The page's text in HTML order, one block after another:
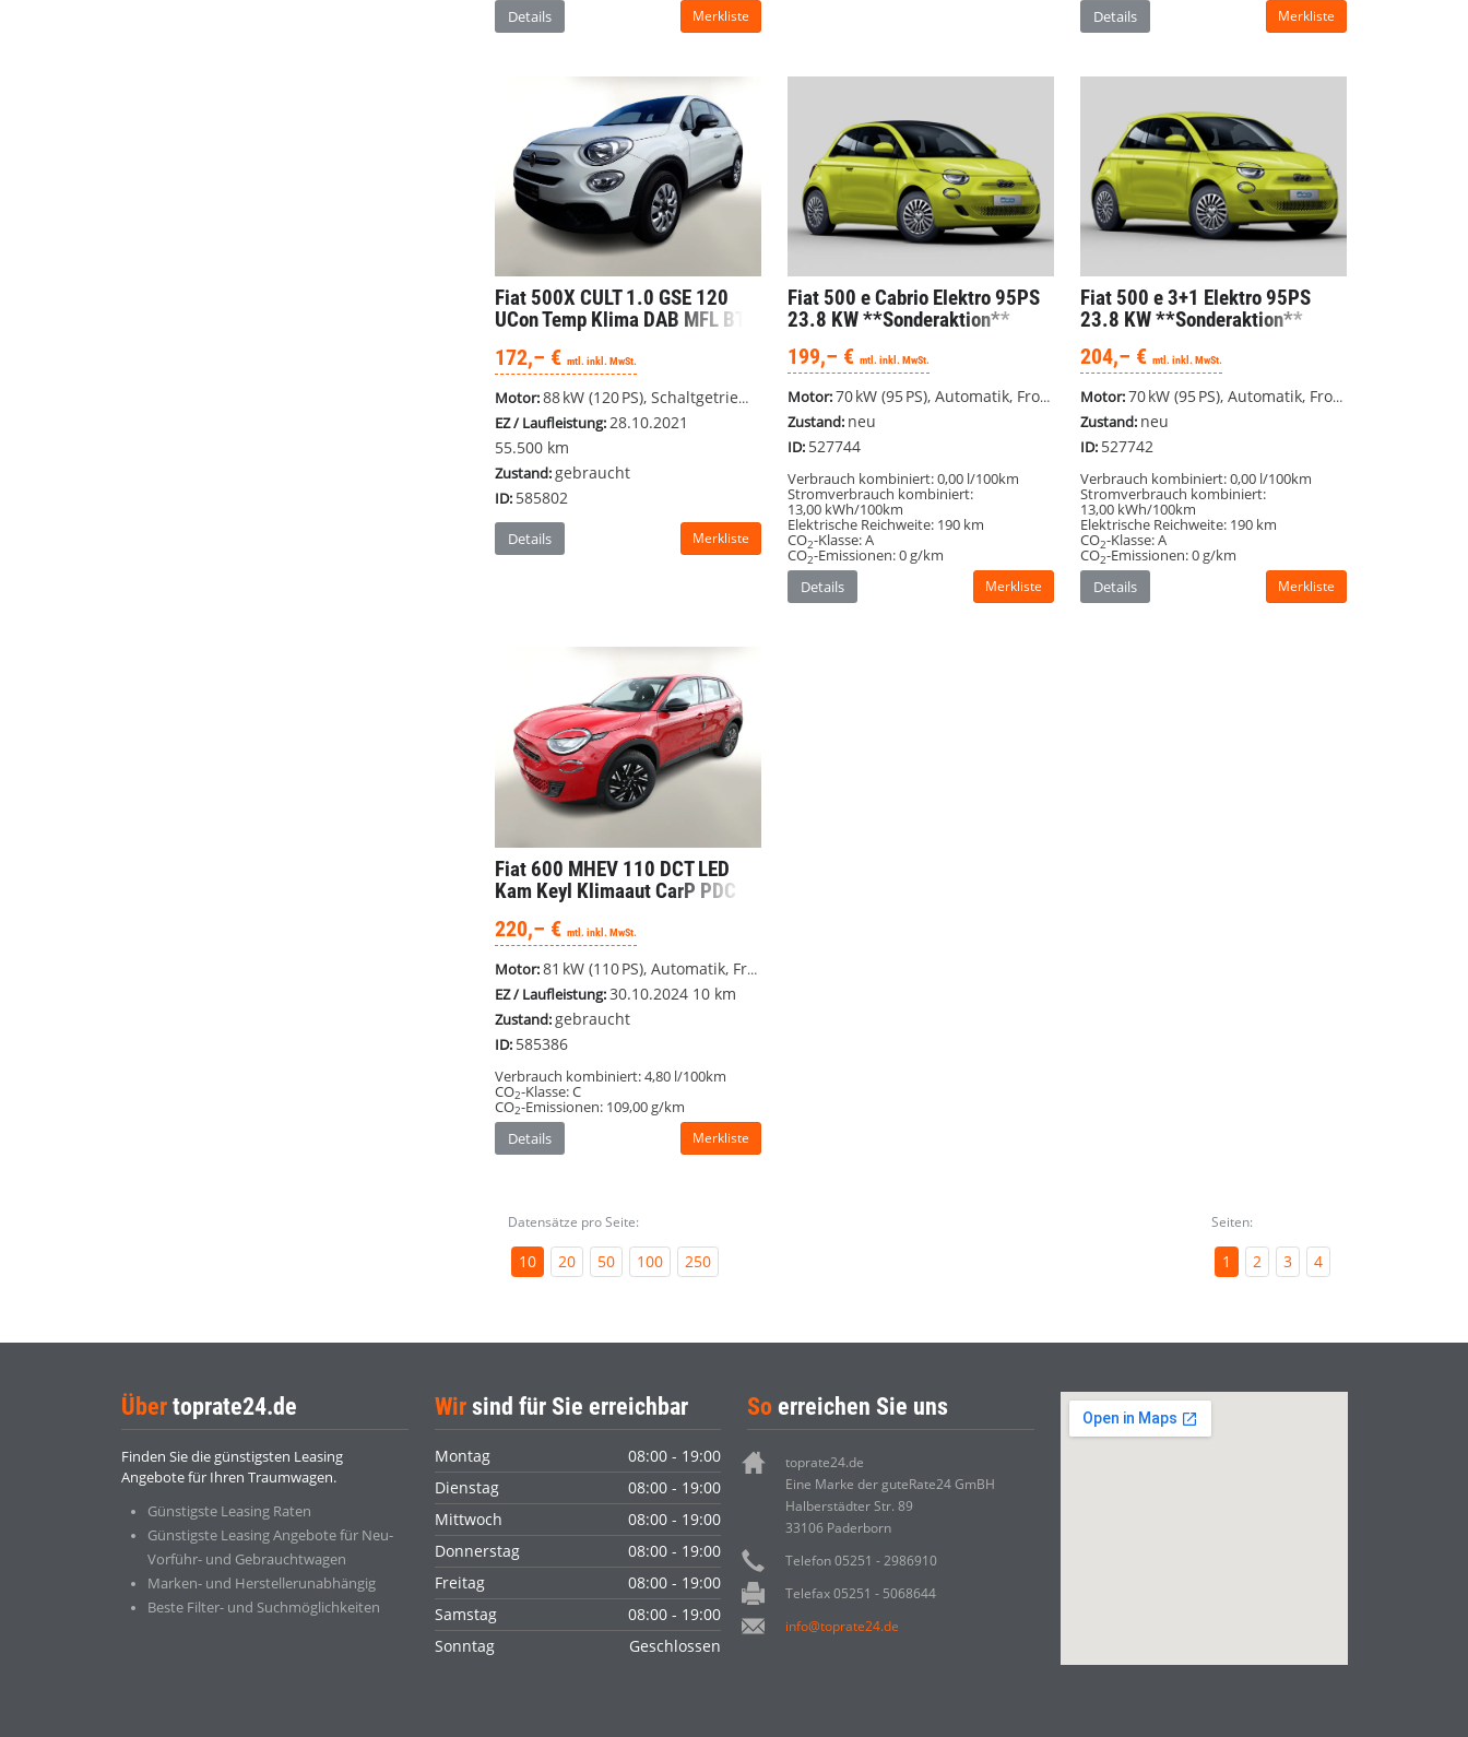
Details
Merkliste
Details
Merkliste
Fiat 500XCULT 1.0 GSE 120
UCon Temp Klima DAB MFL BT
172,– € mtl. inkl. MwSt.
Motor:88 kW (120 PS), Schaltgetriebe, Frontantrieb
EZ / Laufleistung:28.10.2021
55.500 km
Zustand:gebraucht
ID: 585802
Details Merkliste
Fiat 500 e Cabrio Elektro 95PS
23.8 KW **Sonderaktion**
199,– € mtl. inkl. MwSt.
Motor:70 kW (95 PS), Automatik, Frontantrieb
Zustand: neu
ID: 527744
Verbrauch kombiniert:0,00 l/100km
Stromverbrauch kombiniert:
13,00 kWh/100km
Elektrische Reichweite: 190 km
CO2-Klasse:A
CO2-Emissionen:0 g/km
Details
Merkliste
Fiat 500 e 3+1 Elektro 95PS
23.8 KW **Sonderaktion**
204,– € mtl. inkl. MwSt.
Motor:70 kW (95 PS), Automatik, Frontantrieb
Zustand: neu
ID: 527742
Verbrauch kombiniert:0,00 l/100km
Stromverbrauch kombiniert:
13,00 kWh/100km
Elektrische Reichweite: 190 km
CO2-Klasse:A
CO2-Emissionen:0 g/km
Details
Merkliste
Fiat 600 MHEV 110 DCT LED
Kam Keyl Klimaaut CarP PDC
220,– € mtl. inkl. MwSt.
Motor:81 kW (110 PS), Automatik, Frontantrieb
EZ / Laufleistung:30.10.2024 10 km
Zustand: gebraucht
ID: 585386
Verbrauch kombiniert:4,80 l/100km
CO2-Klasse:C
CO2-Emissionen: 109,00 g/km
Details
Merkliste
Datensätze pro Seite:
10 20 50 100 250
Seiten:
1 2 3 4
Über toprate24.de
Finden Sie die günstigsten Leasing
Angebote für Ihren Traumwagen.
Günstigste Leasing Raten
Günstigste Leasing Angebote für Neu-
Vorführ- und Gebrauchtwagen
Marken- und Herstellerunabhängig
Beste Filter- und Suchmöglichkeiten
Wirsind für Sie erreichbar
Montag
08:00 - 19:00
Dienstag
08:00 - 19:00
Mittwoch
08:00 - 19:00
Donnerstag
08:00 - 19:00
Freitag
08:00 - 19:00
Samstag
08:00 - 19:00
Sonntag
Geschlossen
So erreichen Sie uns
toprate24.de
Eine Marke der guteRate24 GmBH
Halberstädter Str. 89
33106 Paderborn
Telefon 05251 - 2986910
Telefax 05251 - 5068644
info@toprate24.de